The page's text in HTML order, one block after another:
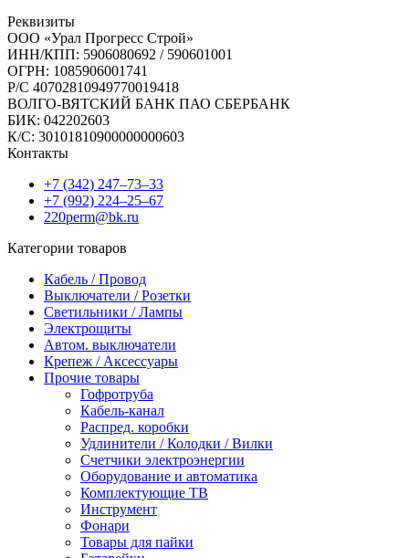
Реквизиты
ООО «Урал Прогресс Строй»
ИНН/КПП: 5906080692 / 590601001
ОГРН: 1085906001741
Р/C 40702810949770019418
ВОЛГО-ВЯТСКИЙ БАНК ПАО СБЕРБАНК
БИК: 042202603
К/С: 30101810900000000603
Контакты
+7 (342) 247‒73‒33
+7 (992) 224‒25‒67
220perm@bk.ru
Категории товаров
Кабель / Провод
Выключатели / Розетки
Светильники / Лампы
Электрощиты
Автом. выключатели
Крепеж / Аксессуары
Прочие товары
Гофротруба
Кабель-канал
Распред. коробки
Удлинители / Колодки / Вилки
Счетчики электроэнергии
Оборудование и автоматика
Комплектующие ТВ
Инструмент
Фонари
Товары для пайки